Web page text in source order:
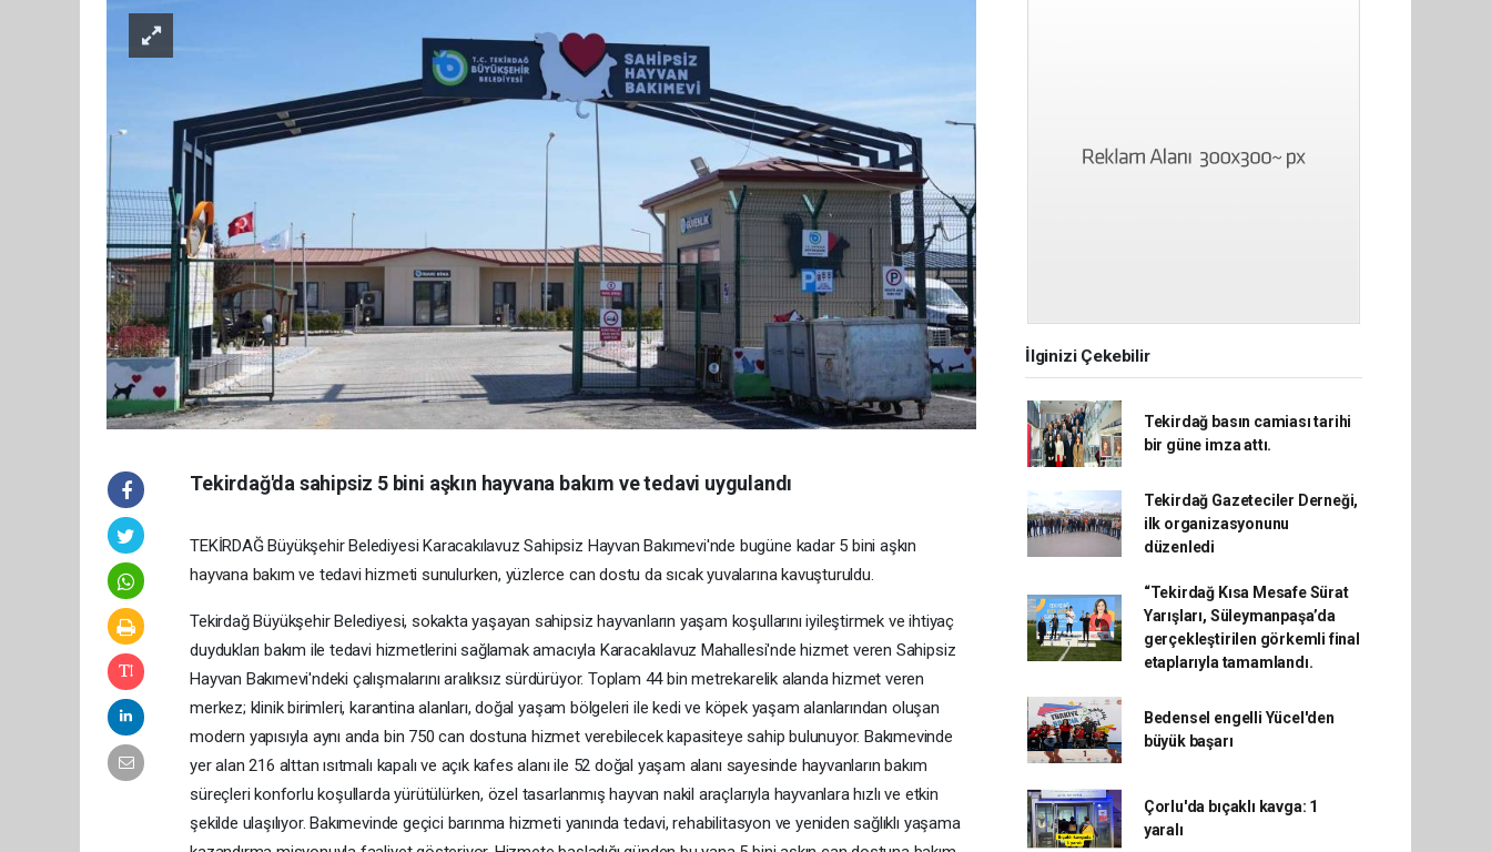
Tekirdağ'da sahipsiz 5 bini aşkın hayvana bakım ve tedavi uygulandı
TEKİRDAĞ Büyükşehir Belediyesi Karacakılavuz Sahipsiz Hayvan Bakımevi'nde bugüne kadar 5 bini aşkın
hayvana bakım ve tedavi hizmeti sunulurken, yüzlerce can dostu da sıcak yuvalarına kavuşturuldu.
Tekirdağ Büyükşehir Belediyesi, sokakta yaşayan sahipsiz hayvanların yaşam koşullarını iyileştirmek ve ihtiyaç
duydukları bakım ile tedavi hizmetlerini sağlamak amacıyla Karacakılavuz Mahallesi'nde hizmet veren Sahipsiz
Hayvan Bakımevi'ndeki çalışmalarını aralıksız sürdürüyor. Toplam 44 bin metrekarelik alanda hizmet veren
merkez; klinik birimleri, karantina alanları, doğal yaşam bölgeleri ile kedi ve köpek yaşam alanlarından oluşan
modern yapısıyla aynı anda bin 750 can dostuna hizmet verebilecek kapasiteye sahip bulunuyor. Bakımevinde
yer alan 216 alttan ısıtmalı kapalı ve açık kafes alanı ile 52 doğal yaşam alanı sayesinde hayvanların bakım
süreçleri konforlu koşullarda yürütülürken, özel tasarlanmış hayvan nakil araçlarıyla hayvanlara hızlı ve etkin
şekilde ulaşılıyor. Bakımevinde geçici barınma hizmeti yanında tedavi, rehabilitasyon ve yeniden sağlıklı yaşama
İlginizi Çekebilir
Tekirdağ basın camiası tarihi
bir güne imza attı.
Tekirdağ Gazeteciler Derneği,
ilk organizasyonunu
düzenledi
“Tekirdağ Kısa Mesafe Sürat
Yarışları, Süleymanpaşa’da
gerçekleştirilen görkemli final
etaplarıyla tamamlandı.
Bedensel engelli Yücel'den
büyük başarı
Çorlu'da bıçaklı kavga: 1
yaralı